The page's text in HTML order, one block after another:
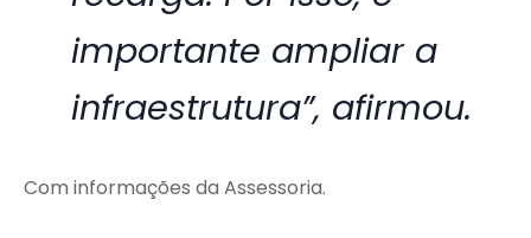
importante ampliar a
infraestrutura”, afirmou.
Com informações da Assessoria.